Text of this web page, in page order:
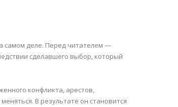
самом деле. Перед читателем —
сделавшего выбор, который
конфликта, арестов,
В результате он становится